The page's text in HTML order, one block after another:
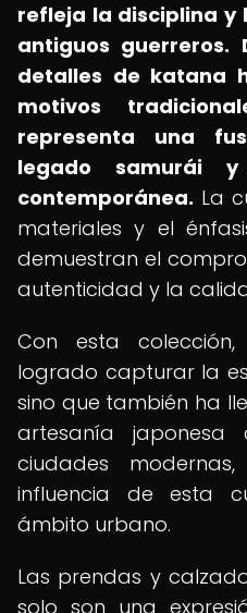
refleja la disciplina y
antiguos guerreros.
detalles de katana
motivos
representa una
legado samurái
contemporánea. La
materiales y el
demuestran el
autenticidad y la
Con esta
logrado capturar la
sino que también ha
artesanía
ciudades
influencia de esta
ámbito urbano.
Las prendas y
solo son una